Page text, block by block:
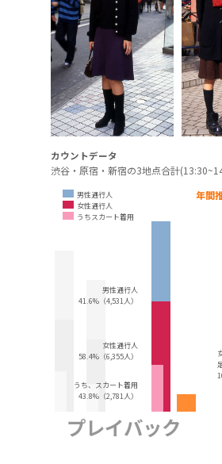
カウントデータ
渋谷・原宿・新宿の3地点合計
男性通行人
女性通行人
うちスカート着用
年間
男性通行人
41.6%（4,531人）
女性通行人
58.4%（6,355人）
うち、スカート着用
43.8%（2,781人）
プレイバック